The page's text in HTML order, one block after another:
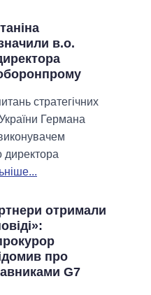
в.о.
стратегічних
Германа
директора
отримали
про
G7